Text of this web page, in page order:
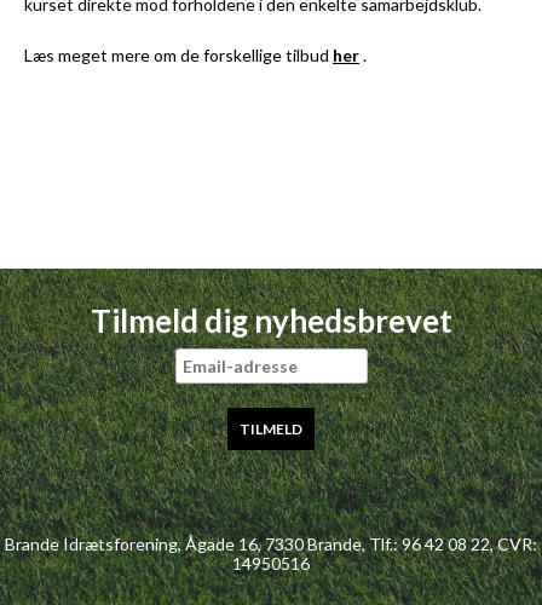
kurset direkte mod forholdene i den enkelte samarbejdsklub.
Læs meget mere om de forskellige tilbud her.
Tilmeld dig nyhedsbrevet
Brande Idrætsforening, Ågade 16, 7330 Brande,Tlf.: 96 42 08 22, CVR:
14950516